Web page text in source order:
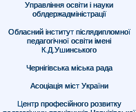
Управління освіти і науки
облдержадміністрації
Обласний інститут післядипломної
педагогічної освіти імені
К.Д.Ушинського
Чернігівська міська рада
Асоціація міст України
Центр професійного розвитку